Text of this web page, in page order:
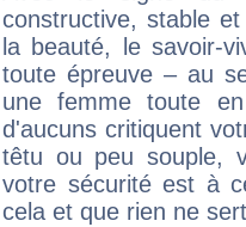
constructive, stable
la beauté, le savoir-
toute épreuve – au
une femme toute
d'aucuns critiquent
têtu ou peu souple,
votre sécurité est à
cela et que rien ne